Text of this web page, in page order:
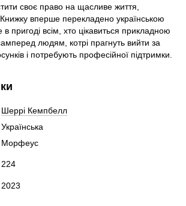
своє право на щасливе життя,
Книжку вперше перекладено українською
пригоді всім, хто цікавиться прикладною
людям, котрі прагнуть вийти за
і потребують професійної підтримки.
Шеррі Кемпбелл
Українська
Морфеус
224
2023